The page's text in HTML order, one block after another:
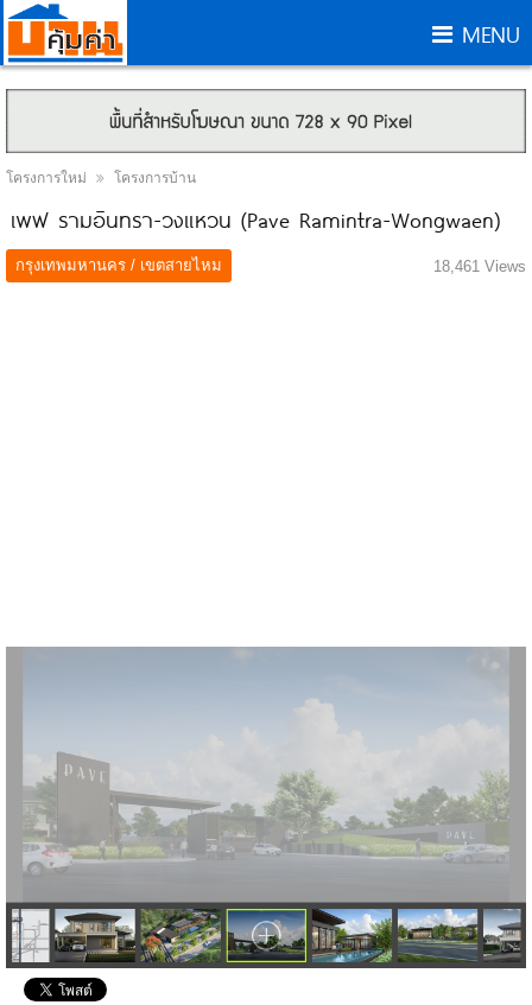
MENU
โครงการใหม่ โครงการบ้าน
เพฟ รามอินทรา-วงแหวน (Pave Ramintra-Wongwaen)
กรุงเทพมหานคร / เขตสายไหม 18,461 Views